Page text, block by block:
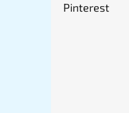
Pinterest